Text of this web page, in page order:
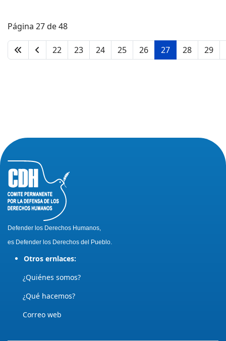
Página 27 de 48
22 23 24 25 26 27 28 29
Defender los Derechos Humanos,
es Defender los Derechos del Pueblo.
Otros ernlaces:
¿Quiénes somos?
¿Qué hacemos?
Correo web